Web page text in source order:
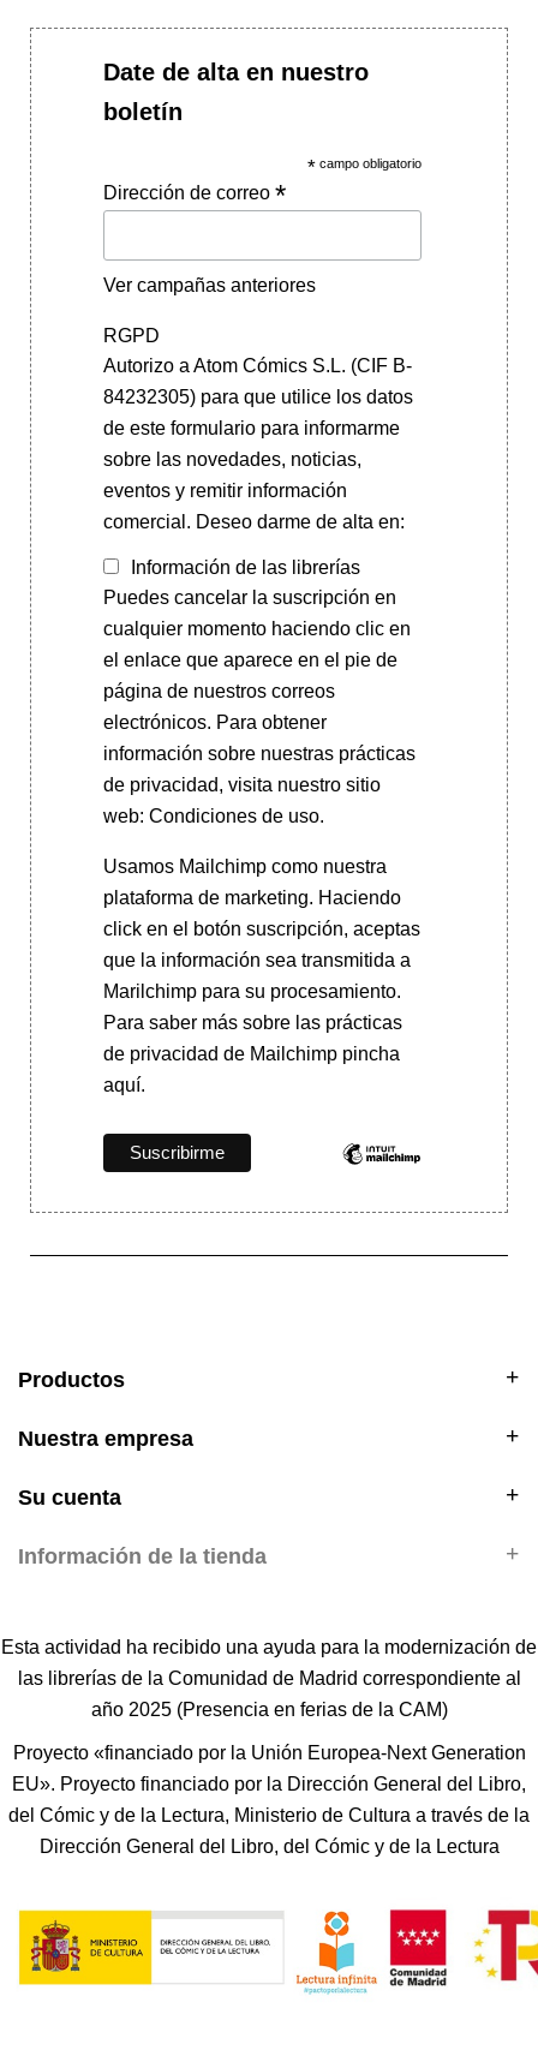
Date de alta en nuestro
boletín
* campo obligatorio
Dirección de correo *
Ver campañas anteriores
RGPD
Autorizo a Atom Cómics S.L. (CIF B-
84232305) para que utilice los datos
de este formulario para informarme
sobre las novedades, noticias,
eventos y remitir información
comercial. Deseo darme de alta en:
Información de las librerías
Puedes cancelar la suscripción en
cualquier momento haciendo clic en
el enlace que aparece en el pie de
página de nuestros correos
electrónicos. Para obtener
información sobre nuestras prácticas
de privacidad, visita nuestro sitio
web: Condiciones de uso.
Usamos Mailchimp como nuestra
plataforma de marketing. Haciendo
click en el botón suscripción, aceptas
que la información sea transmitida a
Marilchimp para su procesamiento.
Para saber mássobre las prácticas
de privacidad de Mailchimp pincha
aquí.
Productos
Nuestra empresa
Su cuenta
Información de la tienda
Esta actividad ha recibido una ayuda para la modernización de
las librerías de la Comunidad de Madrid correspondiente al
año 2025 (Presencia en ferias de la CAM)
Proyecto «financiado por la Unión Europea-Next Generation
EU». Proyecto financiado por la Dirección General del Libro,
del Cómic y de la Lectura, Ministerio de Cultura a través de la
Dirección General del Libro, del Cómic y de la Lectura